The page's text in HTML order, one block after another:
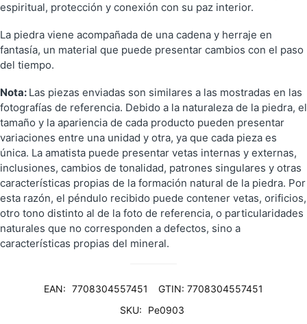
espiritual, protección y conexión con su paz interior.
La piedra viene acompañada de una cadena y herraje en
fantasía, un material que puede presentar cambios con el paso
del tiempo.
Nota: Las piezas enviadas son similares a las mostradas en las
fotografías de referencia. Debido a la naturaleza de la piedra, el
tamaño y la apariencia de cada producto pueden presentar
variaciones entre una unidad y otra, ya que cada pieza es
única. La amatista puede presentar vetas internas y externas,
inclusiones, cambios de tonalidad, patrones singulares y otras
características propias de la formación natural de la piedra. Por
esta razón, el péndulo recibido puede contener vetas, orificios,
otro tono distinto al de la foto de referencia, o particularidades
naturales que no corresponden a defectos, sino a
características propias del mineral.
EAN: 7708304557451
GTIN: 7708304557451
SKU:
Pe0903